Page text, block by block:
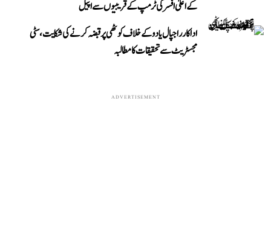
کے اعلیٰ افسر کی ٹرمپ کے قریبیوں سے اپیل
اداکار راجپال یادو کے خلاف کوٹھی پر قبضہ کرنے کی شکایت، سٹی
مجسٹریٹ سے تحقیقات کا مطالبہ
ADVERTISEMENT